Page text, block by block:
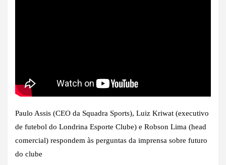
Paulo Assis (CEO da Squadra Sports), Luiz Kriwat (executivo
de futebol do Londrina Esporte Clube) e Robson Lima (head
comercial) respondem às perguntas da imprensa sobre futuro
do clube